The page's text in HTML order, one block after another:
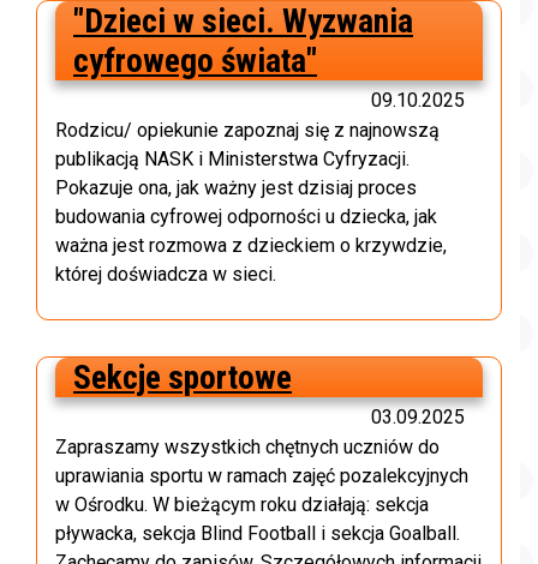
"Dzieci w sieci. Wyzwania
cyfrowego świata"
09.10.2025
Rodzicu/ opiekunie zapoznaj się z najnowszą
publikacją NASK i Ministerstwa Cyfryzacji.
Pokazuje ona, jak ważny jest dzisiaj proces
budowania cyfrowej odporności u dziecka, jak
ważna jest rozmowa z dzieckiem o krzywdzie,
której doświadcza w sieci.
Sekcje sportowe
03.09.2025
Zapraszamy wszystkich chętnych uczniów do
uprawiania sportu w ramach zajęć pozalekcyjnych
w Ośrodku. W bieżącym roku działają: sekcja
pływacka, sekcja Blind Football i sekcja Goalball.